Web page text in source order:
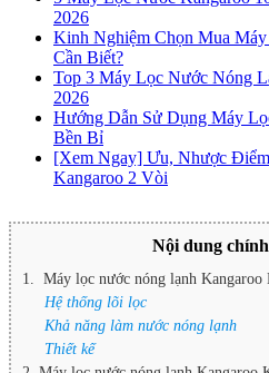
2026
Kinh Nghiệm Chọn Mua
Cần Biết?
Top 3 Máy Lọc Nước Nóng
2026
Hướng Dẫn Sử Dụng Máy
Bền Bỉ
[Xem Ngay] Ưu, Nhược
Kangaroo 2 Vòi
Nội dung chính
1. Máy lọc nước nóng lạnh Kangaroo
Hệ thống lõi lọc
Khả năng làm nước nóng lạnh
Thiết kế